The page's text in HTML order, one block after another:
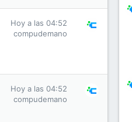
Hoy a las 04:52
compudemano
Hoy a las 04:52
compudemano